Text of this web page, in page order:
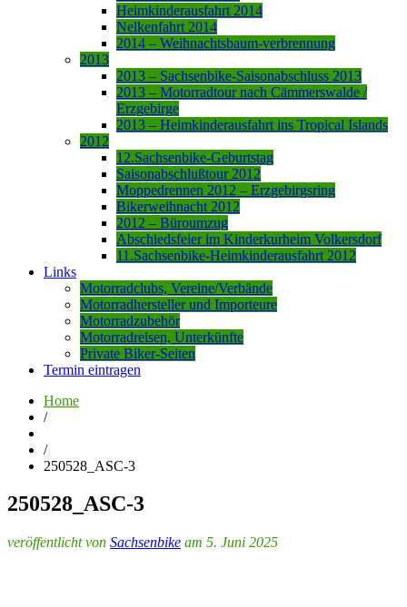
Heimkinderausfahrt 2014
Nelkenfahrt 2014
2014 – Weihnachtsbaum-verbrennung
2013
2013 – Sachsenbike-Saisonabschluss 2013
2013 – Motorradtour nach Cämmerswalde /
Erzgebirge
2013 – Heimkinderausfahrt ins Tropical Islands
2012
12.Sachsenbike-Geburtstag
Saisonabschlußtour 2012
Moppedrennen 2012 – Erzgebirgsring
Bikerweihnacht 2012
2012 – Büroumzug
Abschiedsfeier im Kinderkurheim Volkersdorf
11.Sachsenbike-Heimkinderausfahrt 2012
Links
Motorradclubs, Vereine/Verbände
Motorradhersteller und Importeure
Motorradzubehör
Motorradreisen, Unterkünfte
Private Biker-Seiten
Termin eintragen
Home
/
/
250528_ASC-3
250528_ASC-3
veröffentlicht von Sachsenbike am 5. Juni 2025